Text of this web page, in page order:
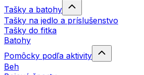
Tašky a batohy
Tašky na jedlo a príslušenstvo
Tašky do fitka
Batohy
Pomôcky podľa aktivity
Beh